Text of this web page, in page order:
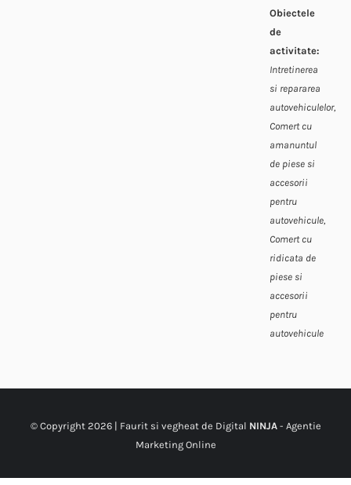
Obiectele
de
activitate:
Intretinerea
si repararea
autovehiculelor,
Comert cu
amanuntul
de piese si
accesorii
pentru
autovehicule,
Comert cu
ridicata de
piese si
accesorii
pentru
autovehicule
© Copyright 2026 | Faurit si vegheat de Digital NINJA- Agentie
Marketing Online